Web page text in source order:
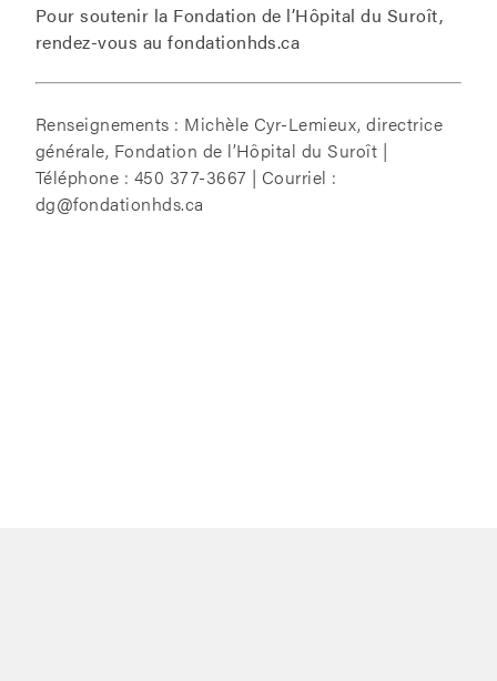
Pour soutenir la Fondation de l’Hôpital du Suroît,
rendez-vous au fondationhds.ca
Renseignements : Michèle Cyr-Lemieux, directrice
générale, Fondation de l’Hôpital du Suroît |
Téléphone : 450 377-3667 | Courriel :
dg@fondationhds.ca